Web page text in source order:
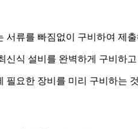
서류를 빠짐없이 구비하여 제
신식 설비를 완벽하게 구비하
필요한 장비를 미리 구비하는